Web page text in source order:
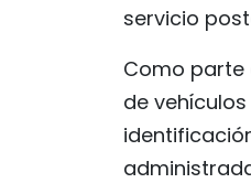
servicio
Como parte
de